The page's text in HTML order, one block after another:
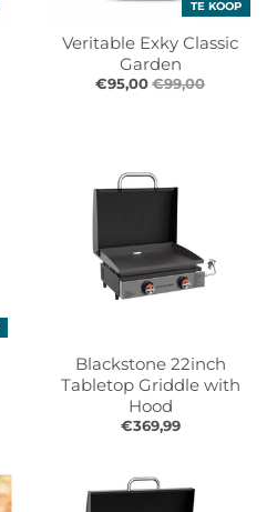
TE KOOP
Veritable Exky Classic
Garden
€95,00€99,00
Blackstone 22inch
Tabletop Griddle with
Hood
€369,99